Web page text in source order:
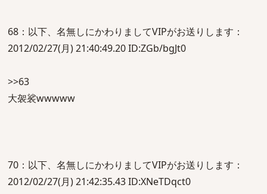
68：以下、名無しにかわりましてVIPがお送りします：
2012/02/27(月) 21:40:49.20 ID:ZGb/bgJt0
>>63
大袈裟wwwww
70：以下、名無しにかわりましてVIPがお送りします：
2012/02/27(月) 21:42:35.43 ID:XNeTDqct0